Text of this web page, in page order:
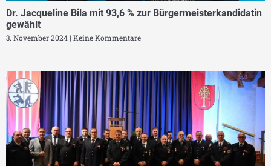
Dr. Jacqueline Bila mit 93,6 % zur Bürgermeisterkandidatin
gewählt
3. November 2024 Keine Kommentare